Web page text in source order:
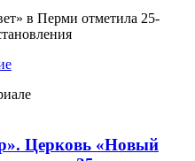
в Перми отметила 25-
Церковь «Новый